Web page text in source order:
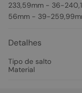
233,59mm - 36-
56mm - 39-
Detalhes
Tipo de salto
Material